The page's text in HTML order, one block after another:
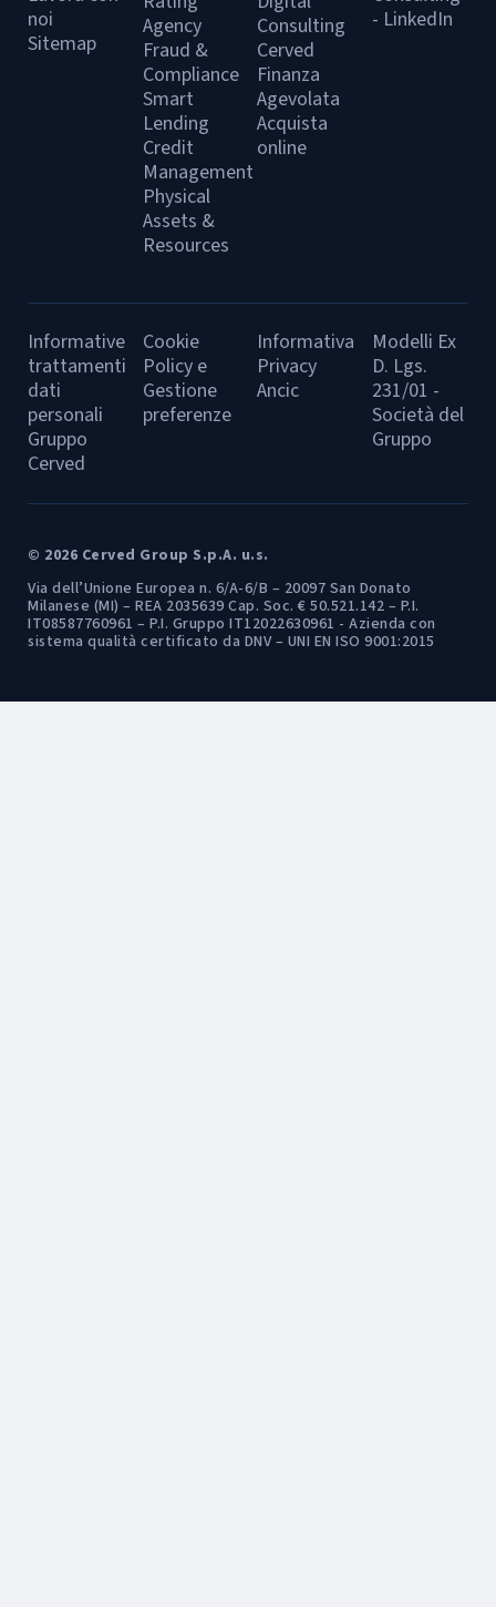
noi
Sitemap
Agency
Fraud &
Compliance
Smart
Lending
Credit
Management
Physical
Assets &
Resources
Consulting
Cerved
Finanza
Agevolata
Acquista
online
- LinkedIn
Informative
trattamenti
dati
personali
Gruppo
Cerved
Cookie
Policy e
Gestione
preferenze
Informativa
Privacy
Ancic
Modelli Ex
D. Lgs.
231/01 -
Società del
Gruppo
© 2026 Cerved Group S.p.A. u.s.
Via dell’Unione Europea n. 6/A-6/B – 20097 San Donato
Milanese (MI) – REA 2035639 Cap. Soc. € 50.521.142 – P.I.
IT08587760961 – P.I. Gruppo IT12022630961 - Azienda con
sistema qualità certificato da DNV – UNI EN ISO 9001:2015